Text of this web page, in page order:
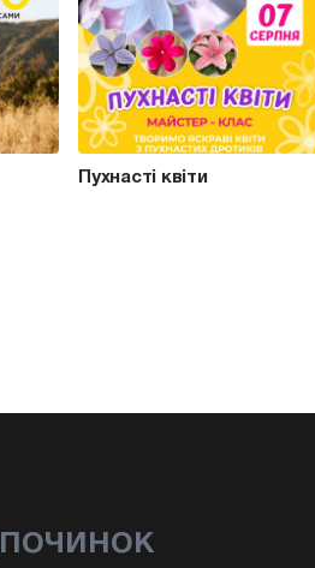
Пухнасті квіти